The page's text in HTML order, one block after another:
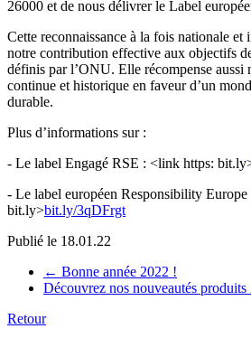
26000 et de nous délivrer le Label
Cette reconnaissance à la fois nationale et
notre contribution effective aux objectifs
définis par l’ONU. Elle récompense aussi
continue et historique en faveur d’un
durable.
Plus d’informations sur :
- Le label Engagé RSE : <link https:
- Le label européen Responsibility
bit.ly>bit.ly/3qDFrgt
Publié le 18.01.22
← Bonne année 2022 !
Découvrez nos nouveautés produits
Retour